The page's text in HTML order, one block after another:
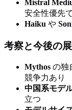
Mistral
安全性優先
Haiku や
考察と今後の
Mythos の独
競争力あり
中国系モデ
立つ